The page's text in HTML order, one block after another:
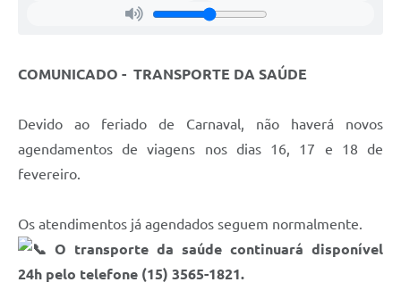
Legislação
Editais
Banco do Povo Paulista
Folha de Pagamento
COMUNICADO - TRANSPORTE DA SAÚDE
Devido ao feriado de Carnaval, não haverá novos
agendamentos de viagens nos dias 16, 17 e 18 de
fevereiro.
Os atendimentos já agendados seguem normalmente.
O transporte da saúde continuará disponível
24h pelo telefone (15) 3565-1821.